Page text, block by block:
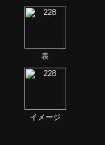
表
イメージ